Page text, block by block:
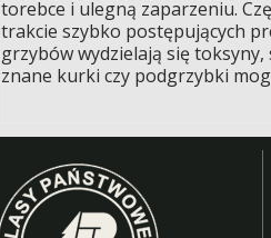
torebce i ulegną zaparzeniu.
trakcie szybko postępujących
grzybów wydzielają się
znane kurki czy podgrzybki